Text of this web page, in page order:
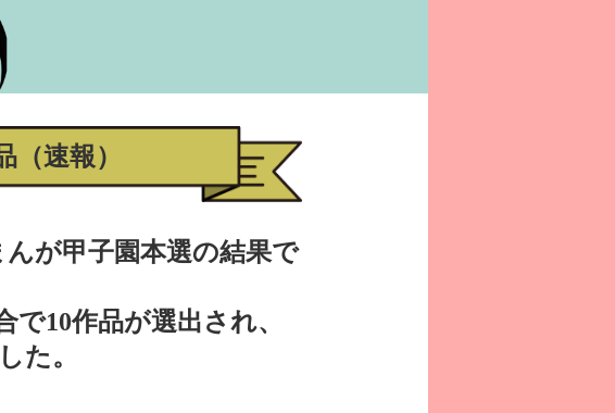
速報）
が甲子園本選の結果で
で10作品が選出され、
た。